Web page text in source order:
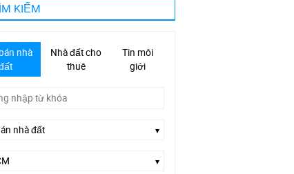
KIẾM
nhà
Nhà đất cho
thuê
Tin môi
giới